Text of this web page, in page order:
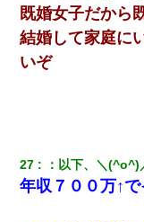
32歳ワイ、34歳の可
死亡・・・
私「まとめ買いして
レ！」私「なんでよ
凸してきた
既婚女子だから
結婚して家庭に
いぞ
27 ： 以下、＼(^o^)
年収７００万↑